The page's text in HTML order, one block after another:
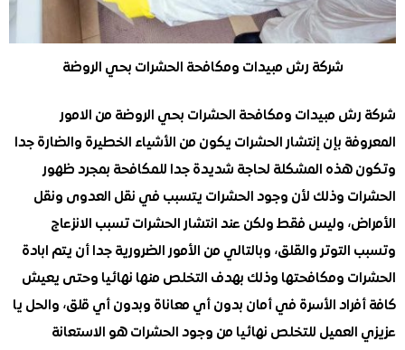
شركة رش مبيدات ومكافحة الحشرات بحي الروضة
مبيدات ومكافحة الحشرات بحي الروضة من الامور
بإن إنتشار الحشرات يكون من الأشياء الخطيرة والضارة جدا
المشكلة لحاجة شديدة جدا للمكافحة بمجرد ظهور
وذلك لأن وجود الحشرات يتسبب في نقل العدوى ونقل
وليس فقط ولكن عند انتشار الحشرات تسبب الانزعاج
والقلق، وبالتالي من الأمور الضرورية جدا أن يتم ابادة
ومكافحتها وذلك بهدف التخلص منها نهائيا وحتى يعيش
الأسرة في أمان بدون أي معاناة وبدون أي قلق، والحل يا
للتخلص نهائيا من وجود الحشرات هو الاستعانة